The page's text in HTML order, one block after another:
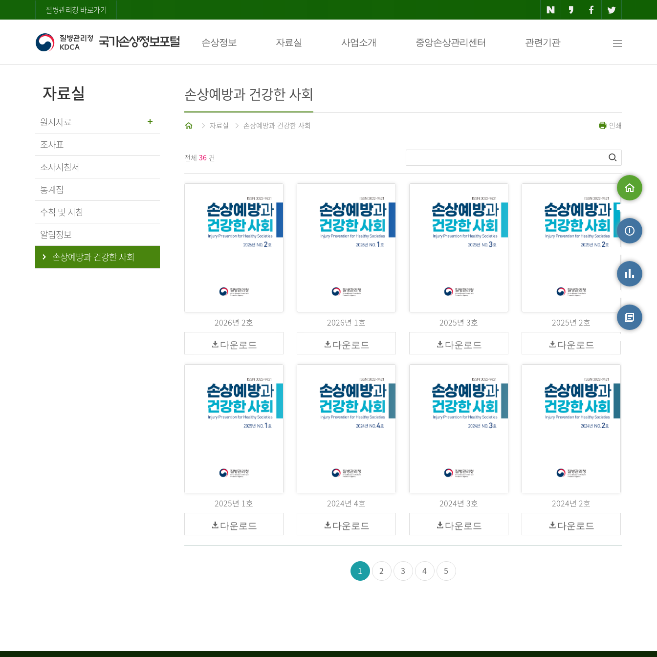
질병관리청 바로가기
손상정보 자료실 사업소개 중앙손상관리센터 관련기관
맵
자료실
원시자료
조사표
조사지침서
통계집
수칙 및 지침
알림정보
손상예방과 건강한 사회
손상예방과 건강한 사회
홈 자료실 손상예방과 건강한 사회 인쇄
전체 36 건
2026년 2호
다운로드
2026년 1호
다운로드
2025년 3호
다운로드
2025년 2호
다운로드
2025년 1호
다운로드
2024년 4호
다운로드
2024년 3호
다운로드
2024년 2호
다운로드
1 2 3 4 5
메인으로
원시자료